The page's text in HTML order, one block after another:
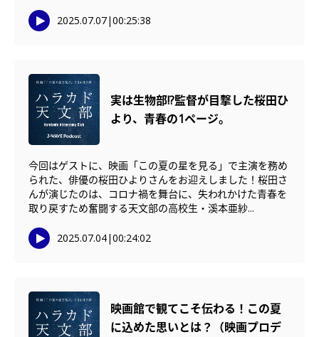
2025.07.07|00:25:38
実は生物部!?監督が目撃した桜田ひ
より、青春の1ページ。
今回はゲストに、映画「この夏の星を見る」で主演を務め
られた、俳優の桜田ひよりさんをお迎えしました！桜田さ
んが演じたのは、コロナ禍を舞台に、失われかけた青春を
取り戻すため奮闘する天文部の高校生・溪本亜紗...
2025.07.04|00:24:02
映画館で観てこそ伝わる！この夏
に込めた思いとは？（映画プロデ